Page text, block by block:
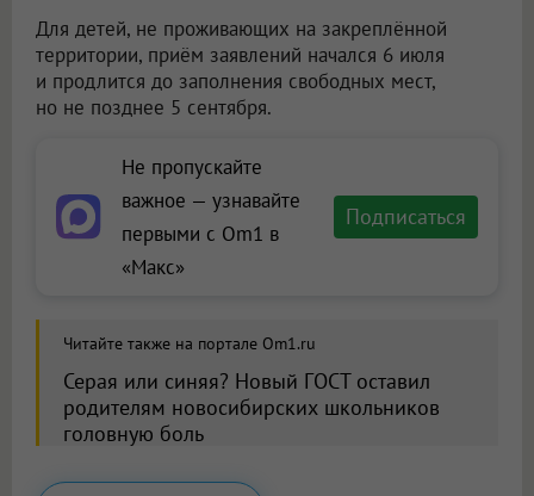
Для детей, не проживающих на закреплённой
территории, приём заявлений начался 6 июля
и продлится до заполнения свободных мест,
но не позднее 5 сентября.
Не пропускайте
важное — узнавайте
первыми с Om1 в
«Макс»
Подписаться
Читайте также на портале Om1.ru
Серая или синяя? Новый ГОСТ оставил
родителям новосибирских школьников
головную боль